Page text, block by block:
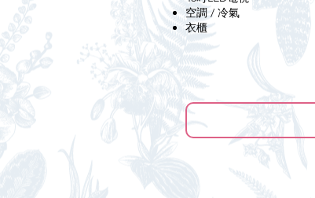
空調 / 冷氣
​衣櫃